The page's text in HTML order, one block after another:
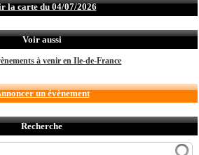
la carte du 04/07/2026
Voir aussi
à venir en Ile-de-France
un évènement
Recherche